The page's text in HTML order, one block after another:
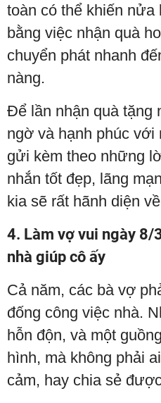
toàn có thể khiến nửa
bằng việc nhận quà
chuyển phát nhanh
nàng.
Để lần nhận quà tặng
ngờ và hạnh phúc với
gửi kèm theo những
nhắn tốt đẹp, lãng
kia sẽ rất hãnh diện
4. Làm vợ vui ngày 8/
nhà giúp cô ấy
Cả năm, các bà vợ
đống công việc nhà.
hỗn độn, và một
hình, mà không phải
cảm, hay chia sẻ